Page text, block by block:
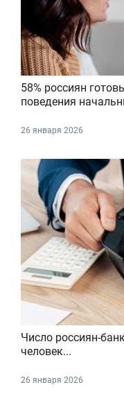
58% россиян
поведения
26 января 2026
Число россиян-
человек...
26 января 2026